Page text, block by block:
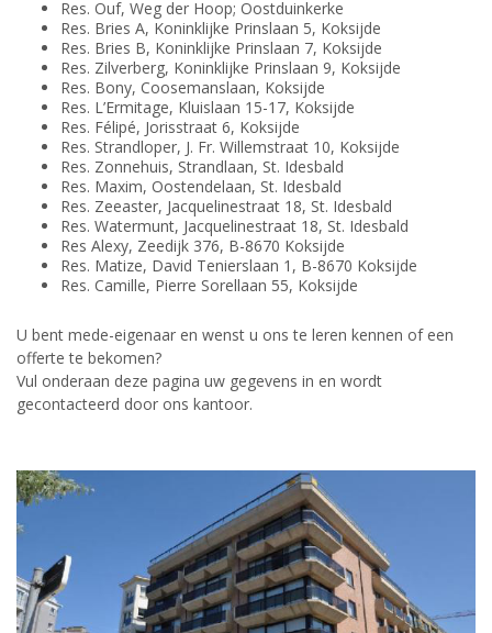
Res. Ouf, Weg der Hoop; Oostduinkerke
Res. Bries A, Koninklijke Prinslaan 5, Koksijde
Res. Bries B, Koninklijke Prinslaan 7, Koksijde
Res. Zilverberg, Koninklijke Prinslaan 9, Koksijde
Res. Bony, Coosemanslaan, Koksijde
Res. L’Ermitage, Kluislaan 15-17, Koksijde
Res. Félipé, Jorisstraat 6, Koksijde
Res. Strandloper, J. Fr. Willemstraat 10, Koksijde
Res. Zonnehuis, Strandlaan, St. Idesbald
Res. Maxim, Oostendelaan, St. Idesbald
Res. Zeeaster, Jacquelinestraat 18, St. Idesbald
Res. Watermunt, Jacquelinestraat 18, St. Idesbald
Res Alexy, Zeedijk 376, B-8670 Koksijde
Res. Matize, David Tenierslaan 1, B-8670 Koksijde
Res. Camille, Pierre Sorellaan 55, Koksijde
U bent mede-eigenaar en wenst u ons te leren kennen of een
offerte te bekomen?
Vul onderaan deze pagina uw gegevens in en wordt
gecontacteerd door ons kantoor.